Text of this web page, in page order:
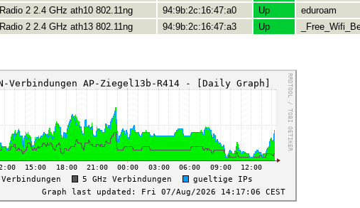
Radio 2 2.4 GHz ath10 802.11ng 94:9b:2c:16:47:a0 Up
eduroam
Radio 2 2.4 GHz ath13 802.11ng 94:9b:2c:16:47:a3 Up